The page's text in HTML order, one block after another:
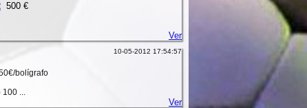
500 €
Ver
10-05-2012 17:54:57
bolígrafo
100 ...
Ver